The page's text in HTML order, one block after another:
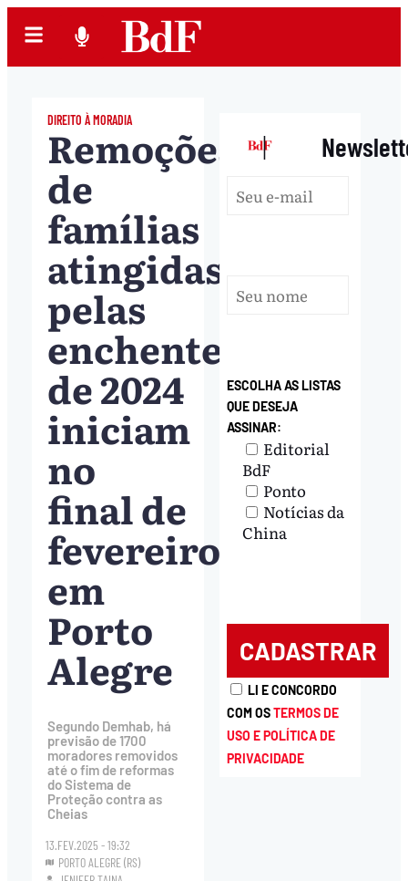
DIREITO À MORADIA
Remoções
de
famílias
atingidas
pelas
enchentes
de 2024
iniciam
no
final de
fevereiro
em
Porto
Alegre
Segundo Demhab, há
previsão de 1700
moradores removidos
até o fim de reformas
do Sistema de
Proteção contra as
Cheias
13.FEV.2025 - 19:32
PORTO ALEGRE (RS)
|
ESCOLHA AS LISTAS
QUE DESEJA
ASSINAR:
Editorial
BdF
Ponto
Notícias da
China
LI E CONCORDO
COM OSTERMOS DE
USO E POLÍTICA DE
PRIVACIDADE